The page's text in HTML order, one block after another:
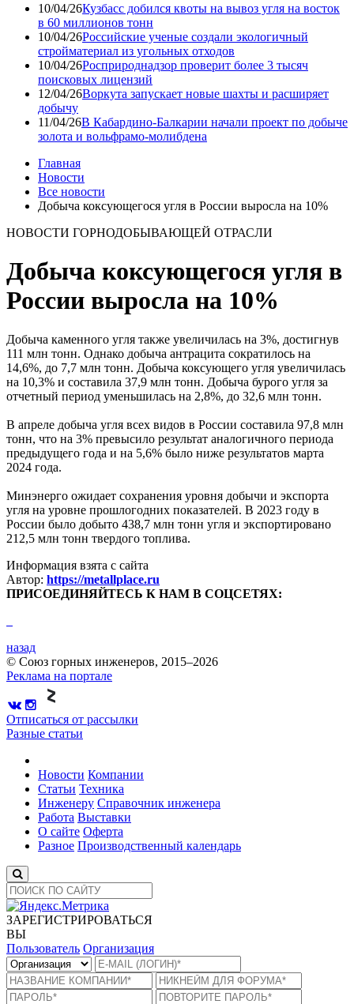
10/04/26Кузбасс добился квоты на вывоз угля на восток
в 60 миллионов тонн
10/04/26Российские ученые создали экологичный
стройматериал из угольных отходов
10/04/26Росприроднадзор проверит более 3 тысяч
поисковых лицензий
12/04/26Воркута запускает новые шахты и расширяет
добычу
11/04/26В Кабардино-Балкарии начали проект по добыче
золота и вольфрамо-молибдена
Главная
Новости
Все новости
Добыча коксующегося угля в России выросла на 10%
НОВОСТИ ГОРНОДОБЫВАЮЩЕЙ ОТРАСЛИ
Добыча коксующегося угля в
России выросла на 10%
Добыча каменного угля также увеличилась на 3%, достигнув
111 млн тонн. Однако добыча антрацита сократилось на
14,6%, до 7,7 млн тонн. Добыча коксующего угля увеличилась
на 10,3% и составила 37,9 млн тонн. Добыча бурого угля за
отчетный период уменьшилась на 2,8%, до 32,6 млн тонн.
В апреле добыча угля всех видов в России составила 97,8 млн
тонн, что на 3% превысило результат аналогичного периода
предыдущего года и на 5,6% было ниже результатов марта
2024 года.
Минэнерго ожидает сохранения уровня добычи и экспорта
угля на уровне прошлогодних показателей. В 2023 году в
России было добыто 438,7 млн тонн угля и экспортировано
212,5 млн тонн твердого топлива.
Информация взята с сайта
Автор: https://metallplace.ru
ПРИСОЕДИНЯЙТЕСЬ К НАМ В СОЦСЕТЯХ:
назад
© Союз горных инженеров, 2015–2026
Реклама на портале
Отписаться от рассылки
Разные статьи
Новости Компании
Статьи Техника
Инженеру Справочник инженера
Работа Выставки
О сайте Оферта
Разное Производственный календарь
ЗАРЕГИСТРИРОВАТЬСЯ
ВЫ
Пользователь Организация